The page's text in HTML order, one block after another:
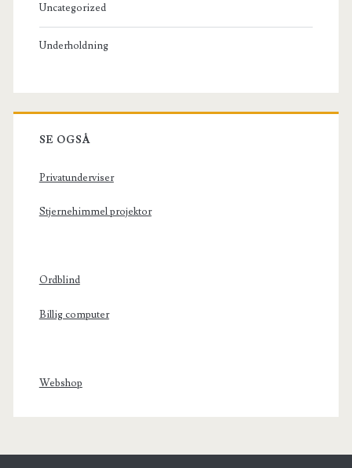
Uncategorized
Underholdning
SE OGSÅ
Privatunderviser
Stjernehimmel projektor
Ordblind
Billig computer
Webshop